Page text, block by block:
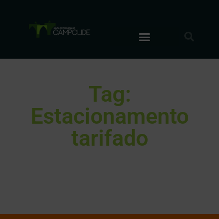
Tag:
Estacionamento
tarifado